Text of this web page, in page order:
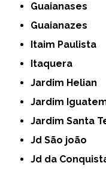
Guaianases
Guaianazes
Itaim Paulista
Itaquera
Jardim Helian
Jardim
Jardim Santa
Jd São joão
Jd da